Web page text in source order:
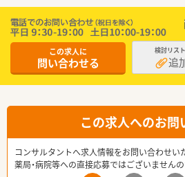
この求人に
問い合わせる
検討リス
追
この求人へのお問
コンサルタントへ求人情報をお問い合わせい
薬局・病院等への直接応募ではございませんの